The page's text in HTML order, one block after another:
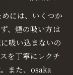
には、いくつか
、煙の吸い方は
吸い込まないの
を丁寧にレクチ
また、osaka